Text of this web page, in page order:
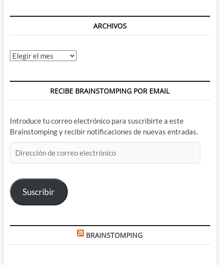
ARCHIVOS
Archivos
RECIBE BRAINSTOMPING POR EMAIL
Introduce tu correo electrónico para suscribirte a este
Brainstomping y recibir notificaciones de nuevas entradas.
de
electrónico
Suscribir
BRAINSTOMPING